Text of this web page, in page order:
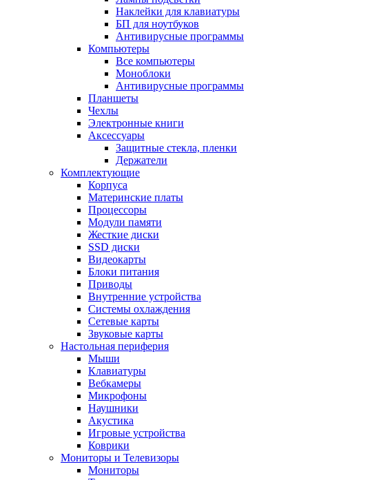
Наклейки для клавиатуры
БП для ноутбуков
Антивирусные программы
Компьютеры
Все компьютеры
Моноблоки
Антивирусные программы
Планшеты
Чехлы
Электронные книги
Аксессуары
Защитные стекла, пленки
Держатели
Комплектующие
Корпуса
Материнские платы
Процессоры
Модули памяти
Жесткие диски
SSD диски
Видеокарты
Блоки питания
Приводы
Внутренние устройства
Системы охлаждения
Сетевые карты
Звуковые карты
Настольная периферия
Мыши
Клавиатуры
Вебкамеры
Микрофоны
Наушники
Акустика
Игровые устройства
Коврики
Мониторы и Телевизоры
Мониторы